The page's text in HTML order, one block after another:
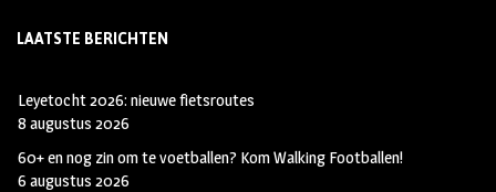
LAATSTE BERICHTEN
Leyetocht 2026: nieuwe fietsroutes
8 augustus 2026
60+ en nog zin om te voetballen? Kom Walking Footballen!
6 augustus 2026